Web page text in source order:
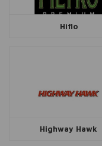
Hiflo
Highway Hawk